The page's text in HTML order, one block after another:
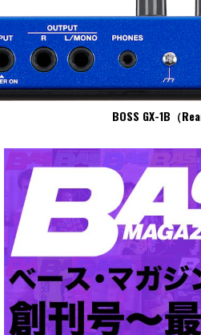
BOSS GX-1B（